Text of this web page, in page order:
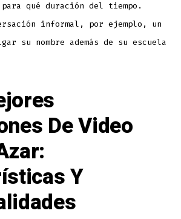
qué duración del tiempo.
informal, por ejemplo, un
su nombre además de su escuela
De Video
Y